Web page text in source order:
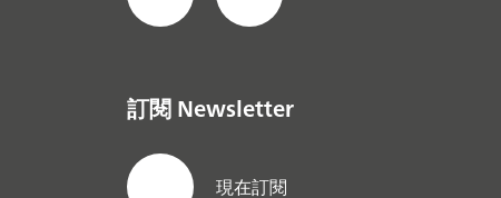
訂閱 Newsletter
現在訂閱